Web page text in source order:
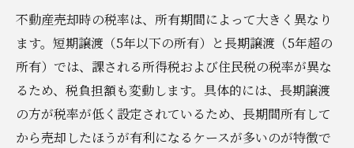
不動産売却時の税率は、所有期間によって大きく異なり
ます。短期譲渡（5年以下の所有）と長期譲渡（5年超の
所有）では、課される所得税および住民税の税率が異な
るため、税負担額も変動します。具体的には、長期譲渡
の方が税率が低く設定されているため、長期間所有して
から売却したほうが有利になるケースが多いのが特徴で